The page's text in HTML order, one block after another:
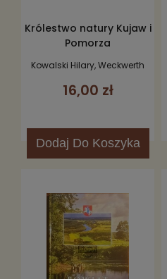
Królestwo natury Kujaw i
Pomorza
Kowalski Hilary, Weckwerth
16,00 zł
Dodaj Do Koszyka